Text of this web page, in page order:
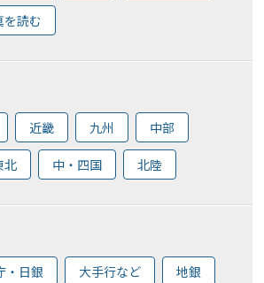
を読む
近畿 九州 中部
北 中・四国 北陸
・日銀 大手行など 地銀